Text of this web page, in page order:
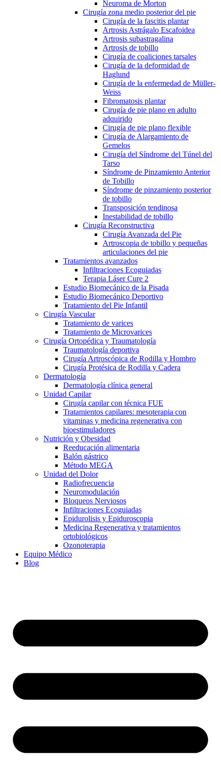
Neuroma de Morton
Cirugía zona medio posterior del pie
Cirugía de la fascitis plantar
Artrosis Astrágalo Escafoidea
Artrosis subastragalina
Artrosis de tobillo
Cirugía de coaliciones tarsales
Cirugía de la deformidad de
Haglund
Cirugía de la enfermedad de Müller-
Weiss
Fibromatosis plantar
Cirugía de pie plano en adulto
adquirido
Cirugía de pie plano flexible
Cirugía de Alargamiento de
Gemelos
Cirugía del Síndrome del Túnel del
Tarso
Síndrome de Pinzamiento Anterior
de Tobillo
Síndrome de pinzamiento posterior
de tobillo
Transposición tendinosa
Inestabilidad de tobillo
Cirugía Reconstructiva
Cirugía Avanzada del Pie
Artroscopia de tobillo y pequeñas
articulaciones del pie
Tratamientos avanzados
Infiltraciones Ecoguiadas
Terapia Láser Cure 2
Estudio Biomecánico de la Pisada
Estudio Biomecánico Deportivo
Tratamiento del Pie Infantil
Cirugía Vascular
Tratamiento de varices
Tratamiento de Microvarices
Cirugía Ortopédica y Traumatología
Traumatología deportiva
Cirugía Artroscópica de Rodilla y Hombro
Cirugía Protésica de Rodilla y Cadera
Dermatología
Dermatología clínica general
Unidad Capilar
Cirugía capilar con técnica FUE
Tratamientos capilares: mesoterapia con
vitaminas y medicina regenerativa con
bioestimuladores
Nutrición y Obesidad
Reeducación alimentaria
Balón gástrico
Método MEGA
Unidad del Dolor
Radiofrecuencia
Neuromodulación
Bloqueos Nerviosos
Infiltraciones Ecoguiadas
Epidurolisis y Epiduroscopia
Medicina Regenerativa y tratamientos
ortobiológicos
Ozonoterapia
Equipo Médico
Blog